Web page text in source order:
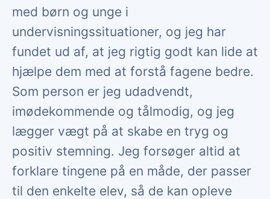
med børn og unge i
undervisningssituationer, og jeg har
fundet ud af, at jeg rigtig godt kan lide at
hjælpe dem med at forstå fagene bedre.
Som person er jeg udadvendt,
imødekommende og tålmodig, og jeg
lægger vægt på at skabe en tryg og
positiv stemning. Jeg forsøger altid at
forklare tingene på en måde, der passer
til den enkelte elev, så de kan opleve